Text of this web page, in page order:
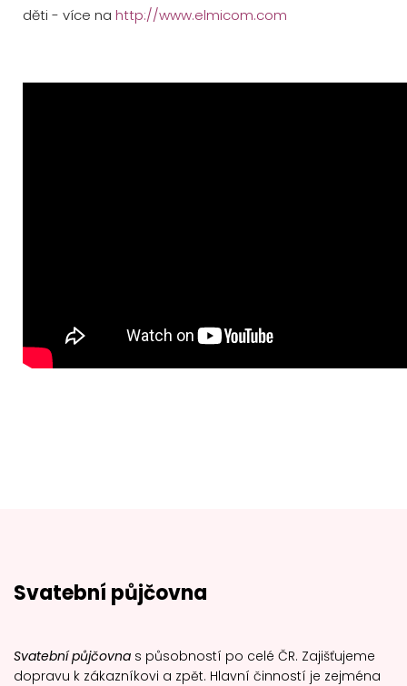
děti - více na http://www.elmicom.com
Svatební půjčovna
Svatební půjčovna s působností po celé ČR. Zajišťujeme
dopravu k zákazníkovi a zpět. Hlavní činností je zejména